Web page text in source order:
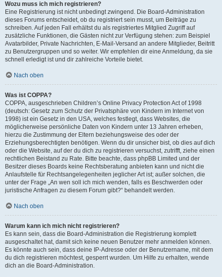
Wozu muss ich mich registrieren?
Eine Registrierung ist nicht unbedingt zwingend. Die Board-Administration
dieses Forums entscheidet, ob du registriert sein musst, um Beiträge zu
schreiben. Auf jeden Fall erhältst du als registriertes Mitglied Zugriff auf
zusätzliche Funktionen, die Gästen nicht zur Verfügung stehen: zum Beispiel
Avatarbilder, Private Nachrichten, E-Mail-Versand an andere Mitglieder, Beitritt
zu Benutzergruppen und so weiter. Wir empfehlen dir eine Anmeldung, da sie
schnell erledigt ist und dir zahlreiche Vorteile bietet.
Nach oben
Was ist COPPA?
COPPA, ausgeschrieben Children’s Online Privacy Protection Act of 1998
(deutsch: Gesetz zum Schutz der Privatsphäre von Kindern im Internet von
1998) ist ein Gesetz in den USA, welches festlegt, dass Websites, die
möglicherweise persönliche Daten von Kindern unter 13 Jahren erheben,
hierzu die Zustimmung der Eltern beziehungsweise des oder der
Erziehungsberechtigten benötigen. Wenn du dir unsicher bist, ob dies auf dich
oder die Website, auf der du dich zu registrieren versuchst, zutrifft, ziehe einen
rechtlichen Beistand zu Rate. Bitte beachte, dass phpBB Limited und der
Besitzer dieses Boards keine Rechtsberatung anbieten kann und nicht die
Anlaufstelle für Rechtsangelegenheiten jeglicher Art ist; außer solchen, die
unter der Frage „An wen soll ich mich wenden, falls es Beschwerden oder
juristische Anfragen zu diesem Forum gibt?“ behandelt werden.
Nach oben
Warum kann ich mich nicht registrieren?
Es kann sein, dass die Board-Administration die Registrierung komplett
ausgeschaltet hat, damit sich keine neuen Benutzer mehr anmelden können.
Es könnte auch sein, dass deine IP-Adresse oder der Benutzername, mit dem
du dich registrieren möchtest, gesperrt wurden. Um Hilfe zu erhalten, wende
dich an die Board-Administration.